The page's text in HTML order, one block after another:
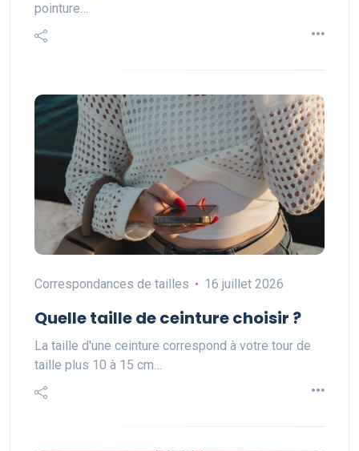
pointure…
Correspondances de tailles 16 juillet 2026
Quelle taille de ceinture choisir ?
La taille d'une ceinture correspond à votre tour de
taille plus 10 à 15 cm…